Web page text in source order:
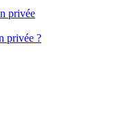
privée
privée ?